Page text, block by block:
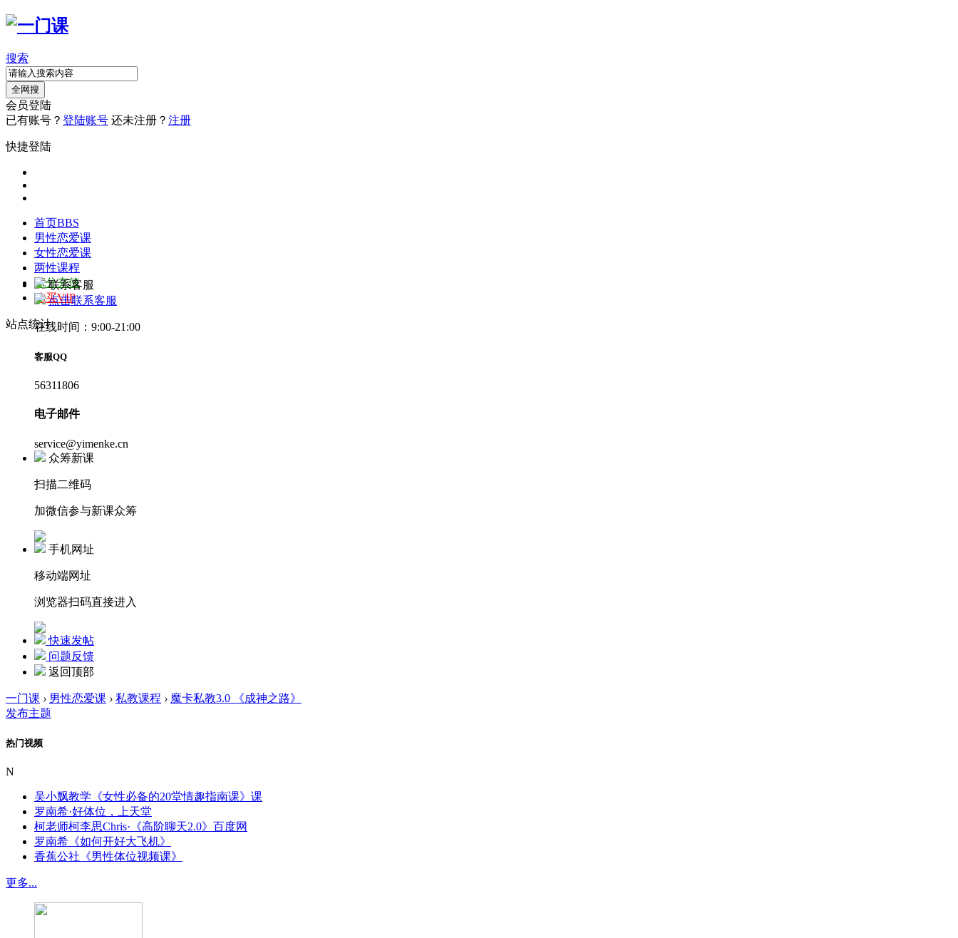
搜索
全网搜
会员登陆
已有账号？ 登陆账号 还未注册？ 注册
快捷登陆
首页BBS
男性恋爱课
女性恋爱课
两性课程
积分充值
购买VIP
站点统计
联系客服
点击联系客服
在线时间：9:00-21:00
客服QQ
56311806
电子邮件
service@yimenke.cn
众筹新课
扫描二维码
加微信参与新课众筹
手机网址
移动端网址
浏览器扫码直接进入
快速发帖
问题反馈
返回顶部
一门课 › 男性恋爱课 › 私教课程 › 魔卡私教3.0 《成神之路》
发布主题
热门视频
N
吴小飘教学《女性必备的20堂情趣指南课》课
罗南希·好体位，上天堂
柯老师柯李思Chris·《高阶聊天2.0》百度网
罗南希《如何开好大飞机》
香蕉公社《男性体位视频课》
更多...